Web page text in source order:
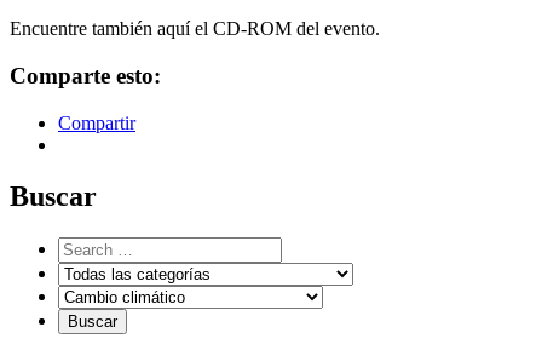
Encuentre también aquí el CD-ROM del evento.
Comparte esto:
Compartir
Buscar